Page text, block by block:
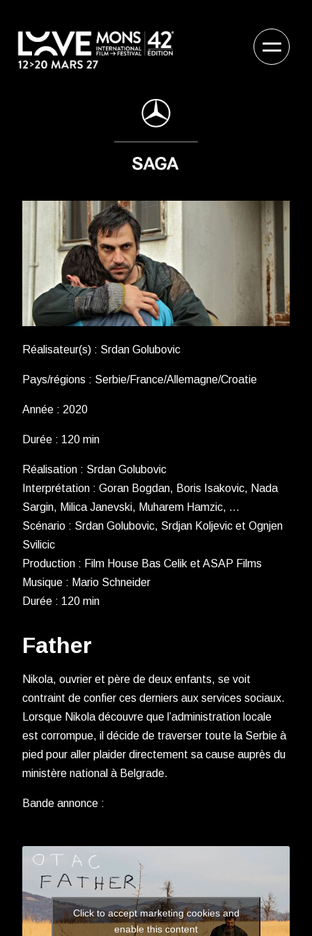
Réalisateur(s) : Srdan Golubovic
Pays/régions : Serbie/France/Allemagne/Croatie
Année : 2020
Durée : 120 min
Réalisation : Srdan Golubovic
Interprétation : Goran Bogdan, Boris Isakovic, Nada
Sargin, Milica Janevski, Muharem Hamzic, …
Scénario : Srdan Golubovic, Srdjan Koljevic et Ognjen
Svilicic
Production : Film House Bas Celik et ASAP Films
Musique : Mario Schneider
Durée : 120 min
Father
Nikola, ouvrier et père de deux enfants, se voit
contraint de confier ces derniers aux services sociaux.
Lorsque Nikola découvre que l’administration locale
est corrompue, il décide de traverser toute la Serbie à
pied pour aller plaider directement sa cause auprès du
ministère national à Belgrade.
Bande annonce :
Click to accept marketing cookies and
enable this content